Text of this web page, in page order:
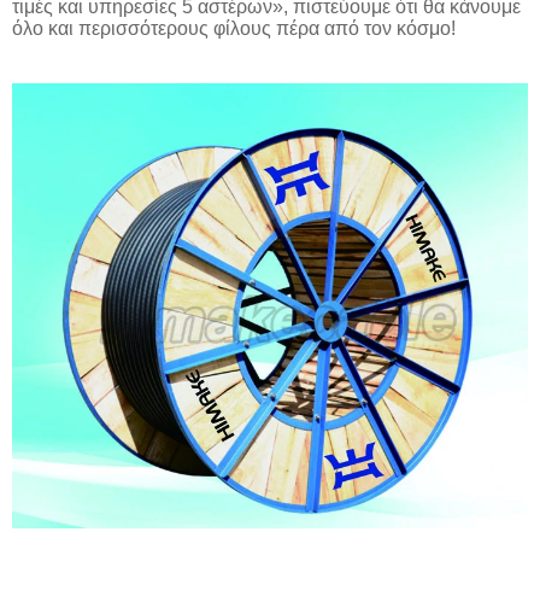
τιμές και υπηρεσίες 5 αστέρων», πιστεύουμε ότι θα κάνουμε
όλο και περισσότερους φίλους πέρα από τον κόσμο!